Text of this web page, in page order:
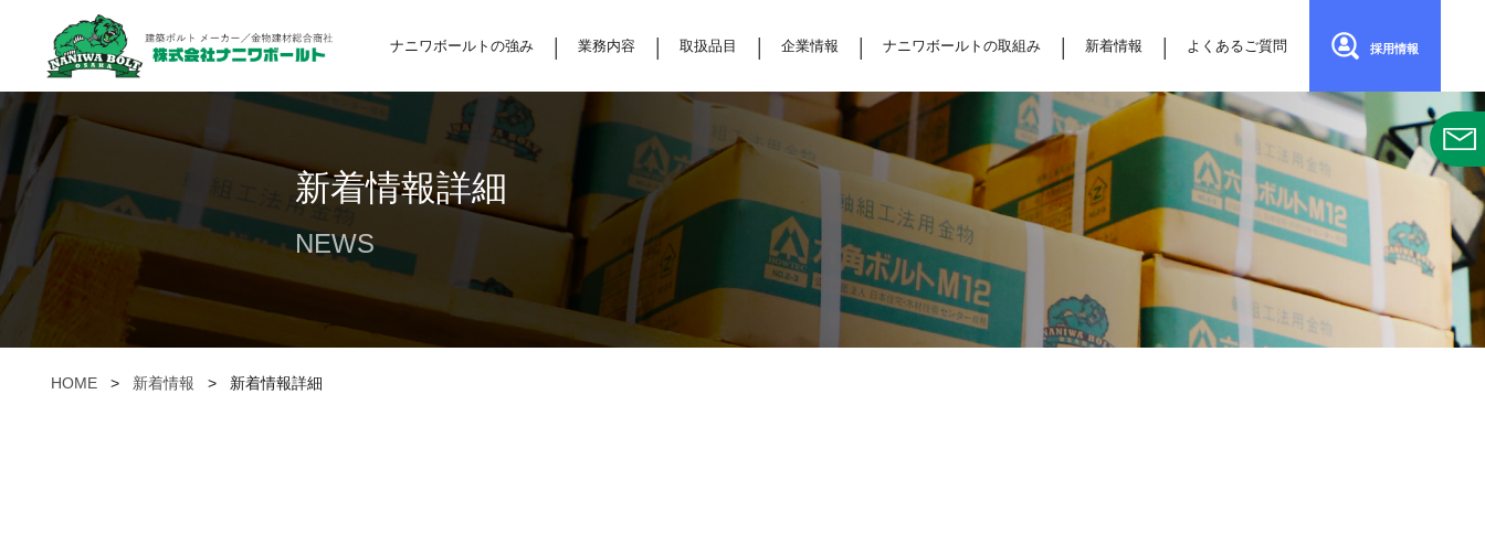
ナニワボールトの強み 業務内容 取扱品目 企業情報 ナニワボールトの取組み 新着情報 よくあるご質問 採用情報
新着情報詳細
NEWS
HOME > 新着情報 > 新着情報詳細